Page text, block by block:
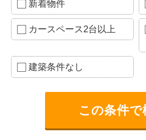
新着物件
カースペース2台以上
建築条件なし